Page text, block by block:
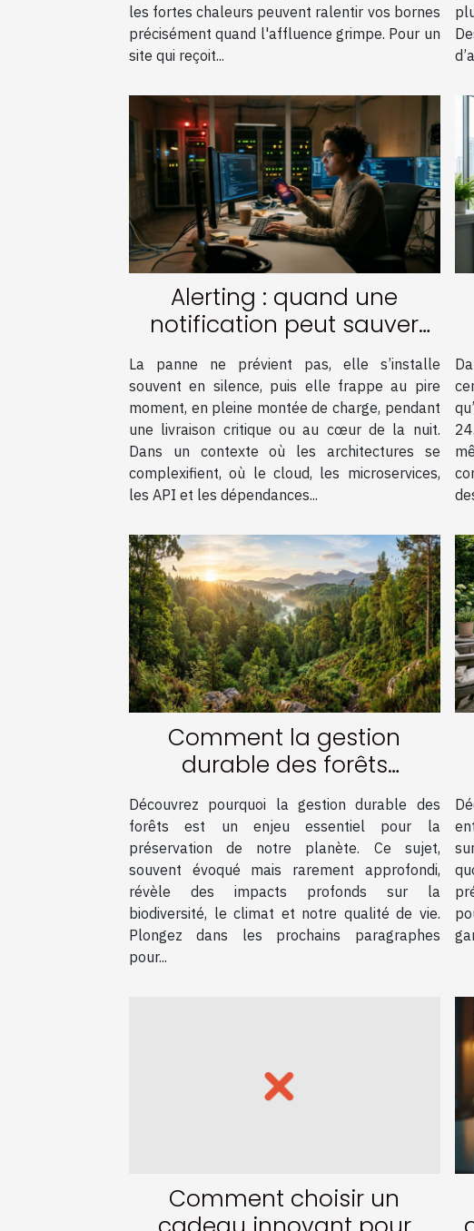
les fortes chaleurs peuvent ralentir vos bornes
précisément quand l'affluence grimpe. Pour un
site qui reçoit...
Alerting : quand une
notification peut sauver
votre infrastructure
La panne ne prévient pas, elle s’installe
souvent en silence, puis elle frappe au pire
moment, en pleine montée de charge, pendant
une livraison critique ou au cœur de la nuit.
Dans un contexte où les architectures se
complexifient, où le cloud, les microservices,
les API et les dépendances...
Comment la gestion
durable des forêts
contribue-t-elle à
l'écosystème ?
Découvrez pourquoi la gestion durable des
forêts est un enjeu essentiel pour la
préservation de notre planète. Ce sujet,
souvent évoqué mais rarement approfondi,
révèle des impacts profonds sur la
biodiversité, le climat et notre qualité de vie.
Plongez dans les prochains paragraphes
pour...
Comment choisir un